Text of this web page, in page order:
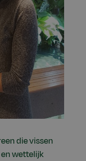
die vissen
wettelijk